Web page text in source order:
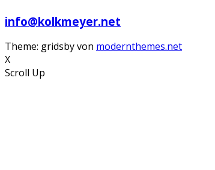
info@kolkmeyer.net
Theme: gridsby von modernthemes.net
X
Scroll Up